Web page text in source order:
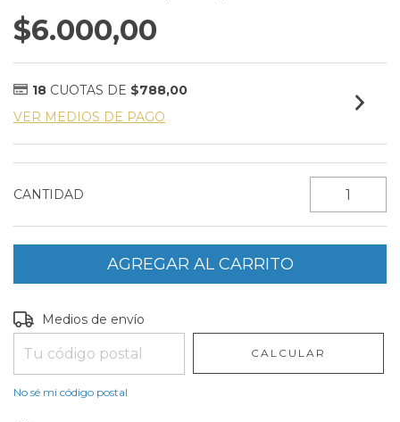
$6.000,00
18 CUOTAS DE $788,00
VER MEDIOS DE PAGO
CANTIDAD
Entregas para el CP:
Medios de envío
CALCULAR
No sé mi código postal